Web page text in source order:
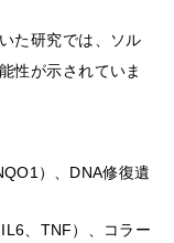
た研究では、ソル
性が示されていま
）、DNA修復遺
、TNF）、コラー